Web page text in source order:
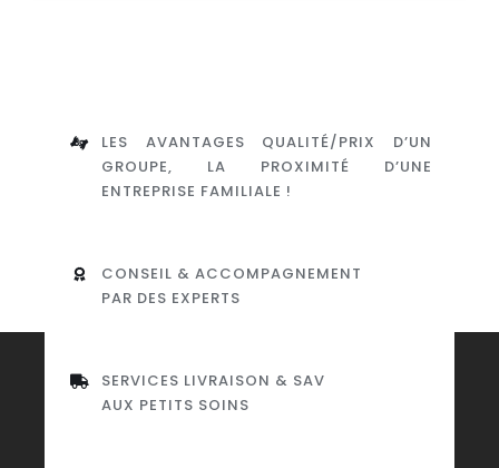
LES AVANTAGES QUALITÉ/PRIX D’UN
GROUPE, LA PROXIMITÉ D’UNE
ENTREPRISE FAMILIALE !
CONSEIL & ACCOMPAGNEMENT
PAR DES EXPERTS
SERVICES LIVRAISON & SAV
AUX PETITS SOINS